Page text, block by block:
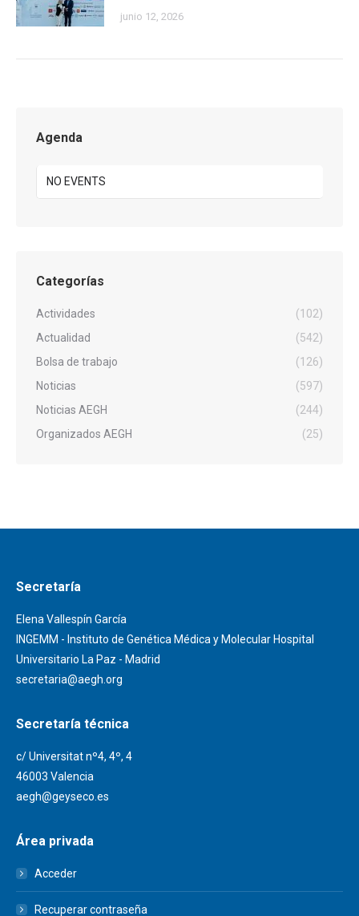
junio 12, 2026
Agenda
NO EVENTS
Categorías
Actividades
(102)
Actualidad
(542)
Bolsa de trabajo
(126)
Noticias
(597)
Noticias AEGH
(244)
Organizados AEGH
(25)
Secretaría
Elena Vallespín García
INGEMM - Instituto de Genética Médica y Molecular Hospital
Universitario La Paz - Madrid
secretaria@aegh.org
Secretaría técnica
c/ Universitat nº4, 4º, 4
46003 Valencia
aegh@geyseco.es
Área privada
Acceder
Recuperar contraseña